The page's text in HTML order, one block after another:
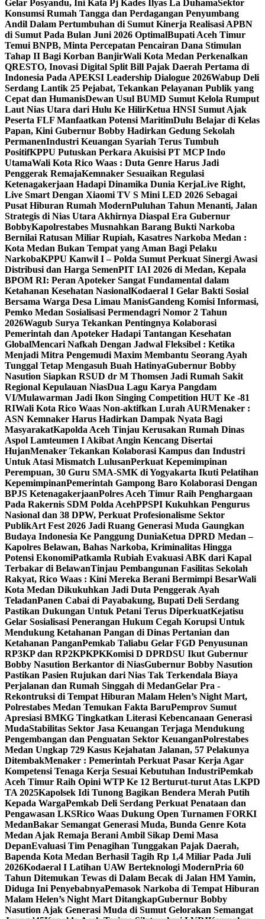
Gelar Posyandu, Ini Kata Pj Kades Ilyas La DuhamaSektor
Konsumsi Rumah Tangga dan Perdagangan Penyumbang
Andil Dalam Pertumbuhan di Sumut ‎ Kinerja Realisasi APBN
di Sumut Pada Bulan Juni 2026 Optimal‎‎Bupati Aceh Timur
Temui BNPB, Minta Percepatan Pencairan Dana Stimulan
Tahap II Bagi Korban BanjirWali Kota Medan Perkenalkan
QRESTO, Inovasi Digital Split Bill Pajak Daerah Pertama di
Indonesia Pada APEKSI Leadership Dialogue 2026Wabup Deli
Serdang Lantik 25 Pejabat, Tekankan Pelayanan Publik yang
Cepat dan HumanisDewan Usul BUMD Sumut Kelola Rumput
Laut Nias Utara dari Hulu Ke HilirKetua HNSI Sumut Ajak
Peserta FLF Manfaatkan Potensi MaritimDulu Belajar di Kelas
Papan, Kini Gubernur Bobby Hadirkan Gedung Sekolah
PermanenIndustri Keuangan Syariah Terus Tumbuh
PositifKPPU Putuskan Perkara Akuisisi PT MCP Indo
UtamaWali Kota Rico Waas : Duta Genre Harus Jadi
Penggerak RemajaKemnaker Sesuaikan Regulasi
Ketenagakerjaan Hadapi Dinamika Dunia KerjaLive Right,
Live Smart Dengan Xiaomi TV S Mini LED 2026 Sebagai
Pusat Hiburan Rumah ModernPuluhan Tahun Menanti, Jalan
Strategis di Nias Utara Akhirnya Diaspal Era Gubernur
BobbyKapolrestabes Musnahkan Barang Bukti Narkoba
Bernilai Ratusan Miliar Rupiah, Kasatres Narkoba Medan :
Kota Medan Bukan Tempat yang Aman Bagi Pelaku
NarkobaKPPU Kanwil I – Polda Sumut Perkuat Sinergi Awasi
Distribusi dan Harga SemenPIT IAI 2026 di Medan, Kepala
BPOM RI: Peran Apoteker Sangat Fundamental dalam
Ketahanan Kesehatan NasionalKodaeral I Gelar Bakti Sosial
Bersama Warga Desa Limau ManisGandeng Komisi Informasi,
Pemko Medan Sosialisasi Permendagri Nomor 2 Tahun
2026Wagub Surya Tekankan Pentingnya Kolaborasi
Pemerintah dan Apoteker Hadapi Tantangan Kesehatan
GlobalMencari Nafkah Dengan Jadwal Fleksibel : Ketika
Menjadi Mitra Pengemudi Maxim Membantu Seorang Ayah
Tunggal Tetap Mengasuh Buah HatinyaGubernur Bobby
Nasution Siapkan RSUD dr M Thomsen Jadi Rumah Sakit
Regional Kepulauan NiasDua Lagu Karya Pangdam
VI/Mulawarman Jadi Ikon Singing Competition HUT Ke -81
RIWali Kota Rico Waas Non-aktifkan Lurah AURMenaker :
ASN Kemnaker Harus Hadirkan Dampak Nyata Bagi
MasyarakatKapolda Aceh Tinjau Kerusakan Rumah Dinas
Aspol Lamteumen I Akibat Angin Kencang Disertai
HujanMenaker Tekankan Kolaborasi Kampus dan Industri
Untuk Atasi Mismatch LulusanPerkuat Kepemimpinan
Perempuan, 30 Guru SMA-SMK di Yogyakarta Ikuti Pelatihan
KepemimpinanPemerintah Gampong Baro Kolaborasi Dengan
BPJS KetenagakerjaanPolres Aceh Timur Raih Penghargaan
Pada Rakernis SDM Polda AcehPPSPI Kukuhkan Pengurus
Nasional dan 38 DPW, Perkuat Profesionalisme Sektor
PublikArt Fest 2026 Jadi Ruang Generasi Muda Gaungkan
Budaya Indonesia Ke Panggung DuniaKetua DPRD Medan –
Kapolres Belawan, Bahas Narkoba, Kriminalitas Hingga
Potensi EkonomiPatkamla Rubiah Evakuasi ABK dari Kapal
Terbakar di BelawanTinjau Pembangunan Fasilitas Sekolah
Rakyat, Rico Waas : Kini Mereka Berani Bermimpi BesarWali
Kota Medan Dikukuhkan Jadi Duta Penggerak Ayah
TeladanPanen Cabai di Payabakung, Bupati Deli Serdang
Pastikan Dukungan Untuk Petani Terus DiperkuatKejatisu
Gelar Sosialisasi Penerangan Hukum Cegah Korupsi Untuk
Mendukung Ketahanan Pangan di Dinas Pertanian dan
Ketahanan PanganPemkab Taliabu Gelar FGD Penyusunan
RP3KP dan RP2KPKPKKomisi D DPRDSU Ikut Gubernur
Bobby Nasution Berkantor di NiasGubernur Bobby Nasution
Pastikan Pasien Rujukan dari Nias Tak Terkendala Biaya
Perjalanan dan Rumah Singgah di MedanGelar Pra -
Rekontruksi di Tempat Hiburan Malam Helen’s Night Mart,
Polrestabes Medan Temukan Fakta BaruPemprov Sumut
Apresiasi BMKG Tingkatkan Literasi Kebencanaan Generasi
MudaStabilitas Sektor Jasa Keuangan Terjaga Mendukung
Pengembangan dan Penguatan Sektor KeuanganPolrestabes
Medan Ungkap 729 Kasus Kejahatan Jalanan, 57 Pelakunya
DitembakMenaker : Pemerintah Perkuat Pasar Kerja Agar
Kompetensi Tenaga Kerja Sesuai Kebutuhan IndustriPemkab
Aceh Timur Raih Opini WTP Ke 12 Berturut-turut Atas LKPD
TA 2025Kapolsek Idi Tunong Bagikan Bendera Merah Putih
Kepada WargaPemkab Deli Serdang Perkuat Penataan dan
Pengawasan LKSRico Waas Dukung Open Turnamen FORKI
MedanBakar Semangat Generasi Muda, Bunda Genre Kota
Medan Ajak Remaja Berani Ambil Sikap Demi Masa
DepanEvaluasi Tim Penagihan Tunggakan Pajak Daerah,
Bapenda Kota Medan Berhasil Tagih Rp 1,4 Miliar Pada Juli
2026Kodaeral I Latihan UAW Berteknologi ModernPria 60
Tahun Ditemukan Tewas di Dalam Becak di Jalan HM Yamin,
Diduga Ini PenyebabnyaPemasok Narkoba di Tempat Hiburan
Malam Helen’s Night Mart DitangkapGubernur Bobby
Nasution Ajak Generasi Muda di Sumut Gelorakan Semangat